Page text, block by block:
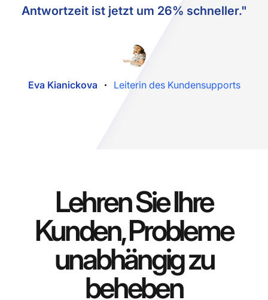
Antwortzeit ist jetzt um 26% schneller."
Eva Kianickova Leiterin des Kundensupports
Lehren Sie Ihre
Kunden, Probleme
unabhängig zu
beheben